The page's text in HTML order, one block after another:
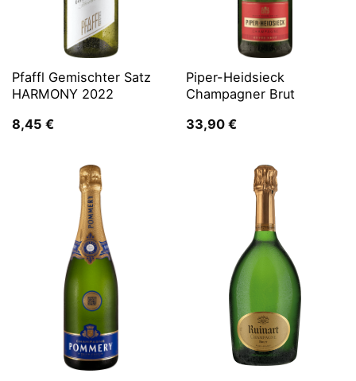
Pfaffl Gemischter Satz
HARMONY 2022
8,45 €
Piper-Heidsieck
Champagner Brut
33,90 €